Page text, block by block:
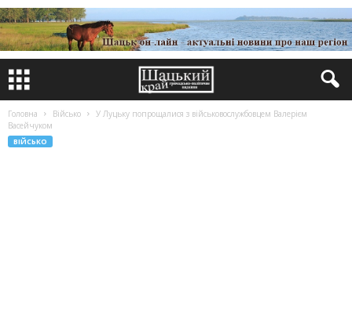
Головна Військо
У Луцьку попрощалися з військовослужбовцем Валерієм
Васейчуком
ВІЙСЬКО